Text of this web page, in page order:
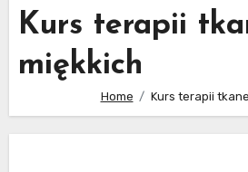
Kurs terapii
miękkich
Home Kurs terapii